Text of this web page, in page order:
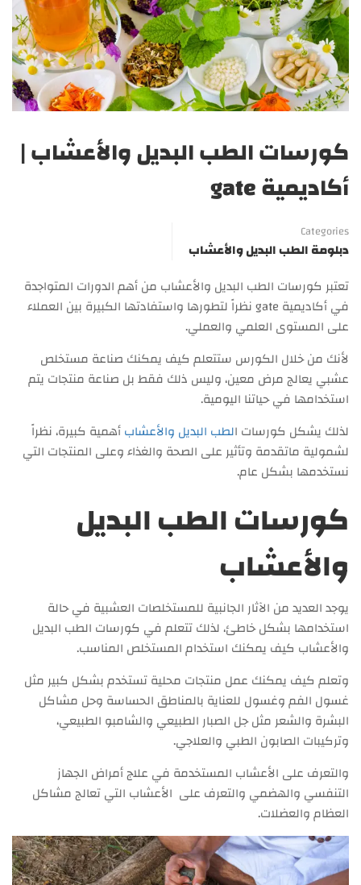
كورسات الطب البديل والأعشاب |
أكاديمية gate
Categories
دبلومة الطب البديل والأعشاب
تعتبر كورسات الطب البديل والأعشاب من أهم الدورات المتواجدة
في أكاديمية gate نظراً لتطورها واستفادتها الكبيرة بين العملاء
على المستوى العلمي والعملي.
لأنك من خلال الكورس ستتعلم كيف يمكنك صناعة مستخلص
عشبي يعالج مرض معين، وليس ذلك فقط بل صناعة منتجات يتم
استخدامها في حياتنا اليومية.
لذلك يشكل كورسات الطب البديل والأعشابأهمية كبيرة، نظراً
لشمولية ماتقدمة وتأثير على الصحة والغذاء وعلى المنتجات التي
نستخدمها بشكل عام.
كورسات الطب البديل
والأعشاب
يوجد العديد من الآثار الجانبية للمستخلصات العشبية في حالة
استخدامها بشكل خاطئ، لذلك تتعلم في كورسات الطب البديل
والأعشاب كيف يمكنك استخدام المستخلص المناسب.
وتعلم كيف يمكنك عمل منتجات محلية تستخدم بشكل كبير مثل
غسول الفم وغسول للعناية بالمناطق الحساسة وحل مشاكل
البشرة والشعر مثل جل الصبار الطبيعي والشامبو الطبيعي،
وتركيبات الصابون الطبي والعلاجي.
والتعرف على الأعشاب المستخدمة في علاج أمراض الجهاز
التنفسي والهضمي والتعرف على الأعشاب التي تعالج مشاكل
العظام والعضلات.